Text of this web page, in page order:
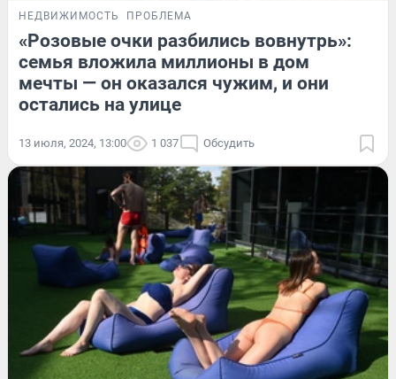
НЕДВИЖИМОСТЬ ПРОБЛЕМА
«Розовые очки разбились вовнутрь»:
семья вложила миллионы в дом
мечты — он оказался чужим, и они
остались на улице
13 июля, 2024, 13:00 1 037 Обсудить